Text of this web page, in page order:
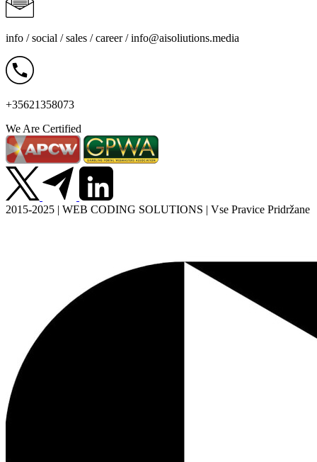
info / social / sales / career /info@aisoliutions.media
+35621358073
We Are Certified
2015-2025 | WEB CODING SOLUTIONS | Vse Pravice Pridržane